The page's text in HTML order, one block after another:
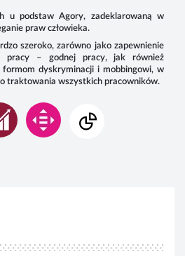
u podstaw Agory, zadeklarowaną w
praw człowieka.
szeroko, zarówno jako zapewnienie
pracy – godnej pracy, jak również
formom dyskryminacji i mobbingowi, w
traktowania wszystkich pracowników.